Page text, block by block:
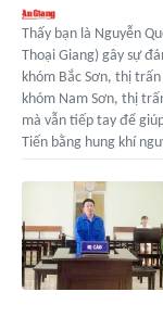
Thấy bạn là Nguyễn
Thoại Giang) gây sự
khóm Bắc Sơn, thị
khóm Nam Sơn, thị
mà vẫn tiếp tay để
Tiến bằng hung khí